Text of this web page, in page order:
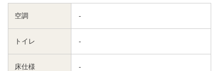
空調 -
トイレ -
床仕様 -